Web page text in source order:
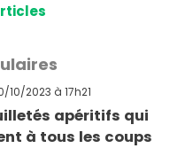
10/2023 à 17h21
apéritifs qui
à tous les coups